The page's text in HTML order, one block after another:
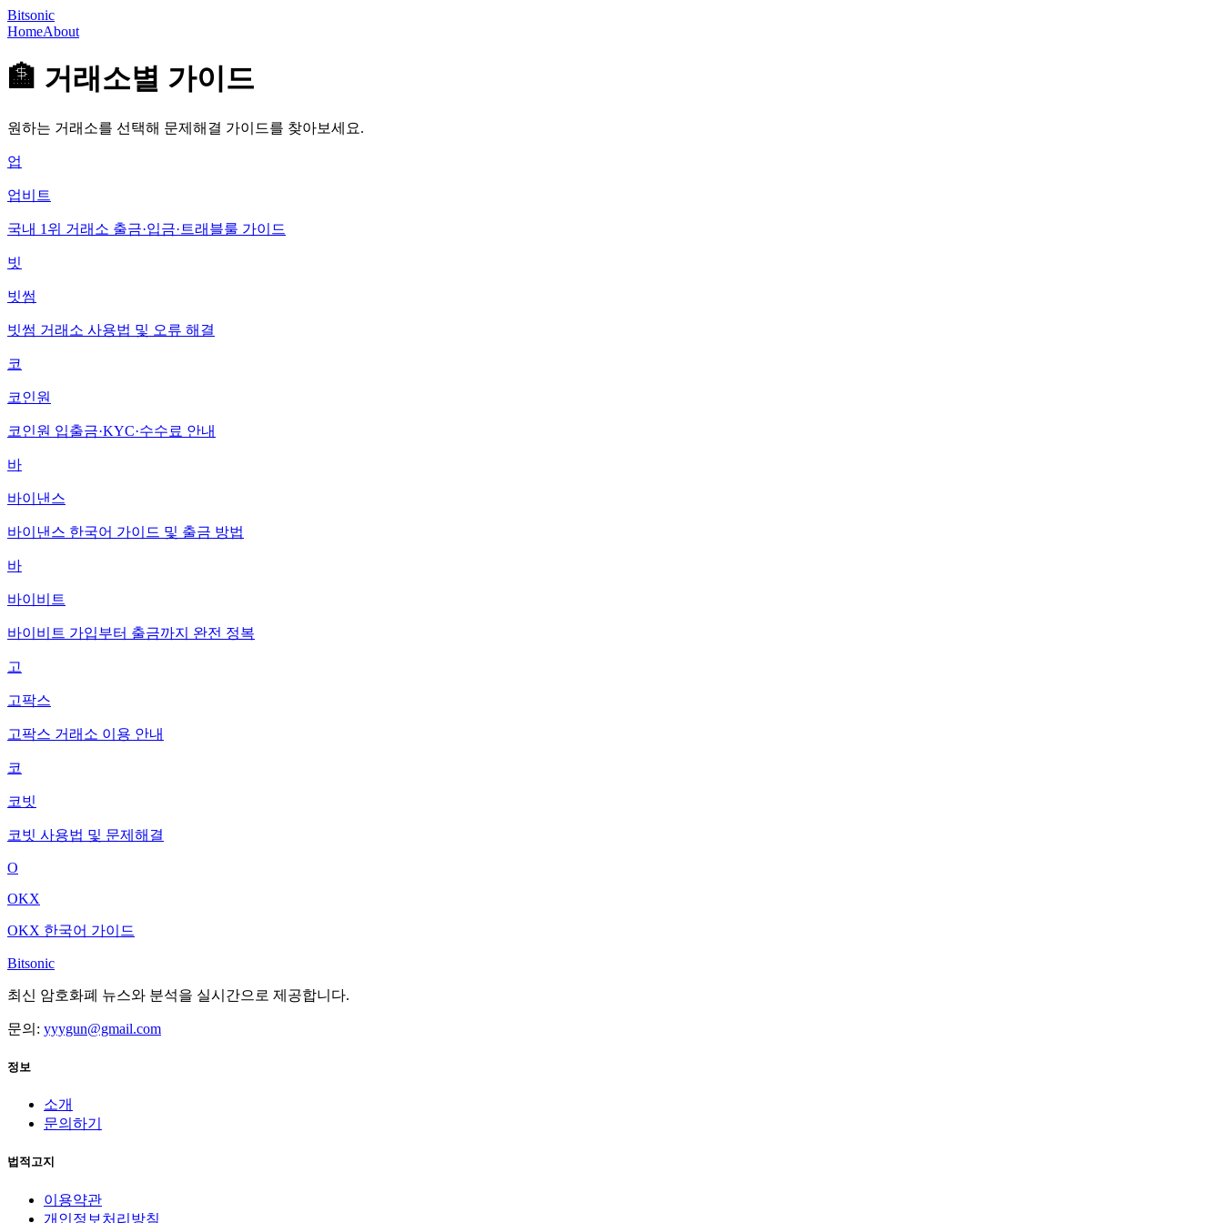
Bitsonic
HomeAbout
🏦 거래소별 가이드
원하는 거래소를 선택해 문제해결 가이드를 찾아보세요.
업
업비트
국내 1위 거래소 출금·입금·트래블룰 가이드
빗
빗썸
빗썸 거래소 사용법 및 오류 해결
코
코인원
코인원 입출금·KYC·수수료 안내
바
바이낸스
바이낸스 한국어 가이드 및 출금 방법
바
바이비트
바이비트 가입부터 출금까지 완전 정복
고
고팍스
고팍스 거래소 이용 안내
코
코빗
코빗 사용법 및 문제해결
O
OKX
OKX 한국어 가이드
Bitsonic
최신 암호화폐 뉴스와 분석을 실시간으로 제공합니다.
문의: yyygun@gmail.com
정보
소개
문의하기
법적고지
이용약관
개인정보처리방침